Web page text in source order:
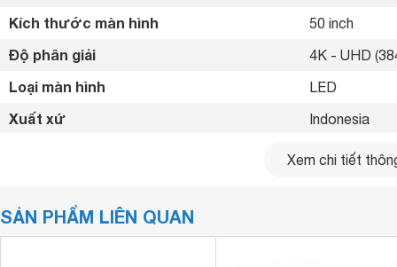
Kích thước màn hình 50 inch
Độ phân giải 4K - UHD
Loại màn hình LED
Xuất xứ Indonesia
2024
Kết nối internet
Xem chi tiết
SẢN PHẨM LIÊN QUAN